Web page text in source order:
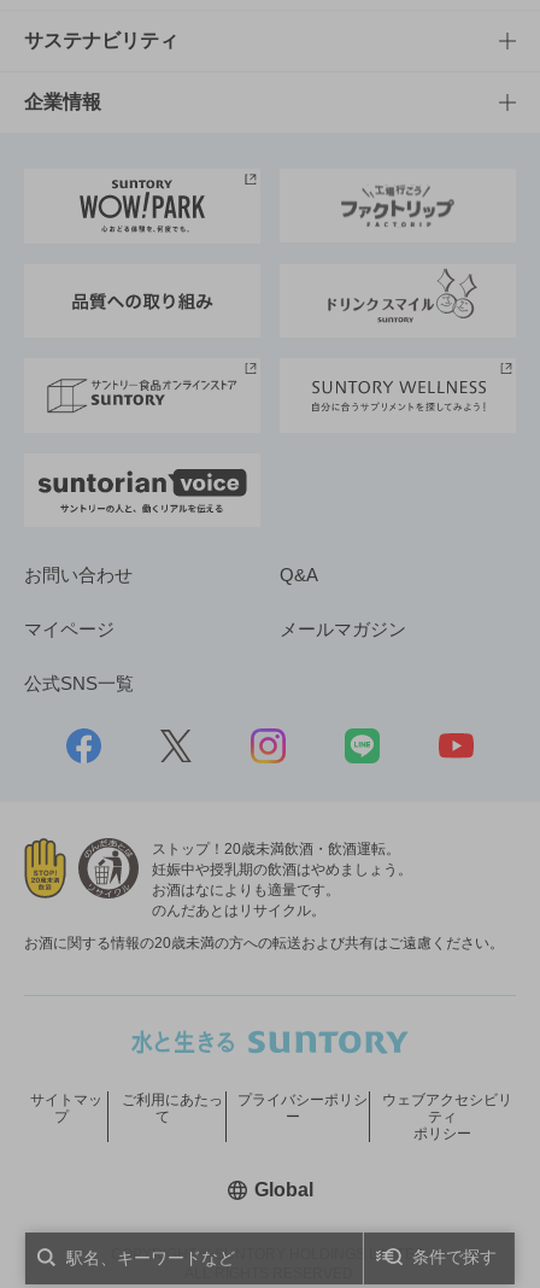
条件で探す
商品発売情報
栄養成分一覧
キャンペーン
工場見学
地域情報
文化・スポーツTOP
サントリーホール
サントリーサンバーズ大阪
サステナビリティ
サステナビリティTOP
サントリーが考えるサステナビリティ経営
企業情報
企業概要
採用情報
お問い合わせ Q&A
マイページ メールマガジン
公式SNS一覧
ストップ！20歳未満飲酒・飲酒運転。
妊娠中や授乳期の飲酒はやめましょう。
お酒はなによりも適量です。
のんだあとはリサイクル。
お酒に関する情報の20歳未満の方への転送および共有はご遠慮ください。
COPYRIGHT © SUNTORY HOLDINGS LIMITED.
サイトマッ
プ
ご利用にあたっ
て
プライバシーポリシ
ー
ウェブアクセシビリ
ティ
ポリシー
Global新しいウィンドウで開く